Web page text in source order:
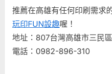
推薦在高雄有任何印刷需求
玩印FUN設趣喔！
地址：807台灣高雄市三民
電話：0982-896-310